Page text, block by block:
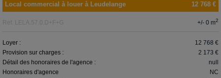
12 768 €
Local commercial à louer à Leudelange
Ref. LELA.57.0.D+F+G +/- 0 m2
Loyer :
12 768 €
Provision sur charges :
2 173 €
Détail des honoraires de l'agence :
null
Honoraires d'agence
NC